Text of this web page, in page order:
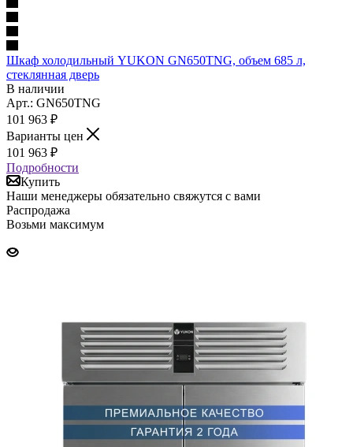
Шкаф холодильный YUKON GN650TNG, объем 685 л,
стеклянная дверь
В наличии
Арт.: GN650TNG
101 963 ₽
Варианты цен
101 963 ₽
Подробности
Купить
Наши менеджеры обязательно свяжутся с вами
Распродажа
Возьми максимум